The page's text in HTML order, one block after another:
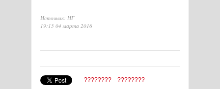
Источник: НГ
19:15 04 марта 2016
???????? ????????